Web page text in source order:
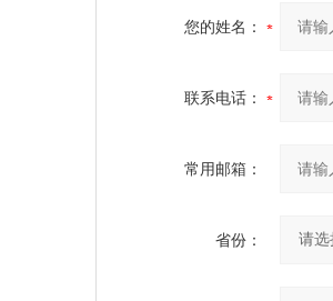
您的姓名：
联系电话：
常用邮箱：
省份：